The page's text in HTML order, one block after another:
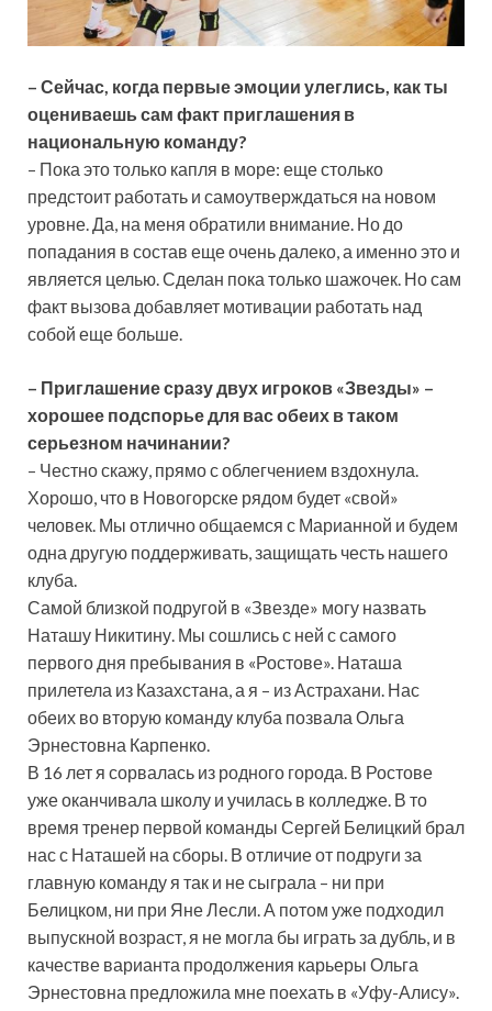
– Сейчас, когда первые эмоции улеглись, как ты
оцениваешь сам факт приглашения в
национальную команду?
– Пока это только капля в море: еще столько
предстоит работать и самоутверждаться на новом
уровне. Да, на меня обратили внимание. Но до
попадания в состав еще очень далеко, а именно это и
является целью. Сделан пока только шажочек. Но сам
факт вызова добавляет мотивации работать над
собой еще больше.
– Приглашение сразу двух игроков «Звезды» –
хорошее подспорье для вас обеих в таком
серьезном начинании?
– Честно скажу, прямо с облегчением вздохнула.
Хорошо, что в Новогорске рядом будет «свой»
человек. Мы отлично общаемся с Марианной и будем
одна другую поддерживать, защищать честь нашего
клуба.
Самой близкой подругой в «Звезде» могу назвать
Наташу Никитину. Мы сошлись с ней с самого
первого дня пребывания в «Ростове». Наташа
прилетела из Казахстана, а я – из Астрахани. Нас
обеих во вторую команду клуба позвала Ольга
Эрнестовна Карпенко.
В 16 лет я сорвалась из родного города. В Ростове
уже оканчивала школу и училась в колледже. В то
время тренер первой команды Сергей Белицкий брал
нас с Наташей на сборы. В отличие от подруги за
главную команду я так и не сыграла – ни при
Белицком, ни при Яне Лесли. А потом уже подходил
выпускной возраст, я не могла бы играть за дубль, и в
качестве варианта продолжения карьеры Ольга
Эрнестовна предложила мне поехать в «Уфу-Алису».